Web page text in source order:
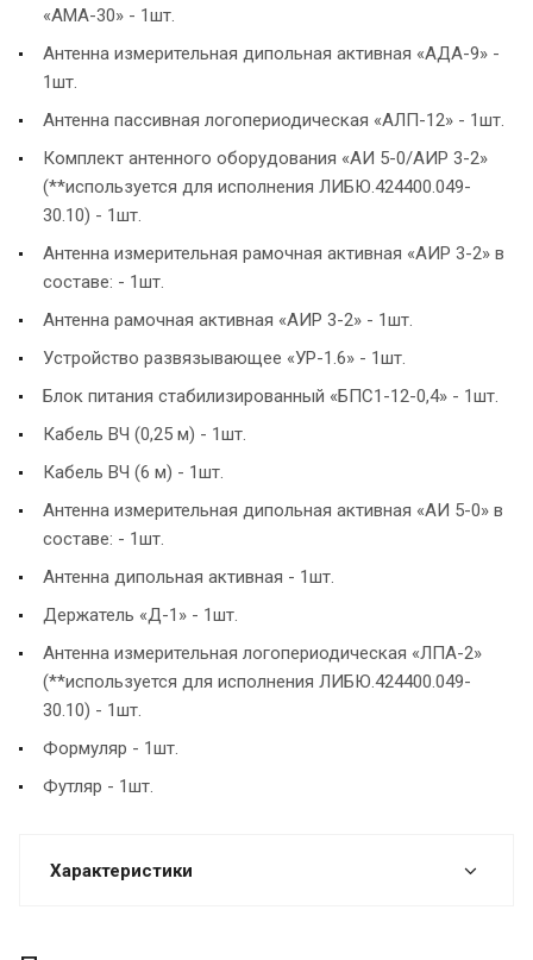
«АМА-30» - 1шт.
Антенна измерительная дипольная активная «АДА-9» -
1шт.
Антенна пассивная логопериодическая «АЛП-12» - 1шт.
Комплект антенного оборудования «АИ 5-0/АИР 3-2»
(**используется для исполнения ЛИБЮ.424400.049-
30.10) - 1шт.
Антенна измерительная рамочная активная «АИР 3-2» в
составе: - 1шт.
Антенна рамочная активная «АИР 3-2» - 1шт.
Устройство развязывающее «УР-1.6» - 1шт.
Блок питания стабилизированный «БПС1-12-0,4» - 1шт.
Кабель ВЧ (0,25 м) - 1шт.
Кабель ВЧ (6 м) - 1шт.
Антенна измерительная дипольная активная «АИ 5-0» в
составе: - 1шт.
Антенна дипольная активная - 1шт.
Держатель «Д-1» - 1шт.
Антенна измерительная логопериодическая «ЛПА-2»
(**используется для исполнения ЛИБЮ.424400.049-
30.10) - 1шт.
Формуляр - 1шт.
Футляр - 1шт.
Характеристики